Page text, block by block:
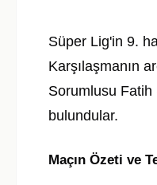
Süper Lig'in 9.
Karşılaşmanın
Sorumlusu Fatih
bulundular.
Maçın Özeti ve